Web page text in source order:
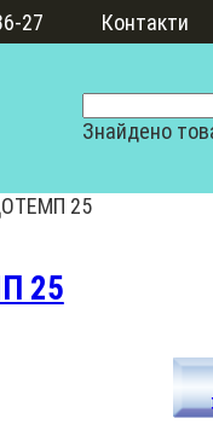
27 Контакти
Знайдено
25
25